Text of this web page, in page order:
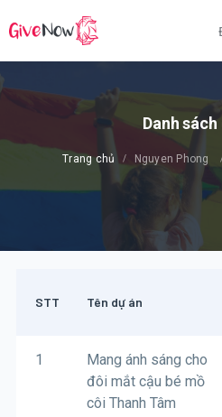
Danh
Trang chủ Nguyen Phong
STT Tên dự án
1
Mang ánh sáng cho
đôi mắt cậu bé mồ
côi Thanh Tâm